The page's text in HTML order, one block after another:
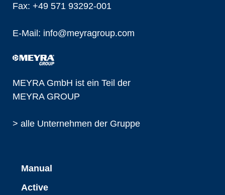
Fax: +49 571 93292-001
E-Mail: info@meyragroup.com
MEYRA GmbH ist ein Teil der
MEYRA GROUP
> alle Unternehmen der Gruppe
Manual
Active